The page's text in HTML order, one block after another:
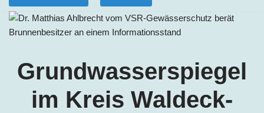
Grundwasserspiegel
im Kreis Waldeck-